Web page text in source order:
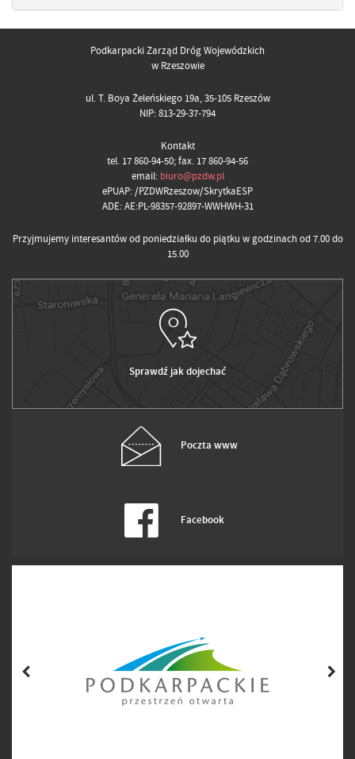
Podkarpacki Zarząd Dróg Wojewódzkich
w Rzeszowie
ul. T. Boya Żeleńskiego 19a, 35-105 Rzeszów
NIP: 813-29-37-794
Kontakt
tel. 17 860-94-50; fax. 17 860-94-56
email: biuro@pzdw.pl
ePUAP: /PZDWRzeszow/SkrytkaESP
ADE: AE:PL-98357-92897-WWHWH-31
Przyjmujemy interesantów od poniedziałku do piątku w godzinach od 7.00 do
15.00
Sprawdź jak dojechać
Poczta www
Facebook